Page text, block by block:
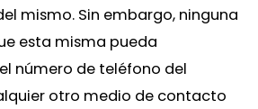
mismo. Sin embargo, ninguna
esta misma pueda
número de teléfono del
otro medio de contacto